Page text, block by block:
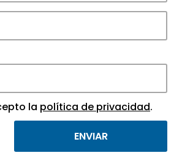
más destacadas de
científicos y
la política de privacidad.